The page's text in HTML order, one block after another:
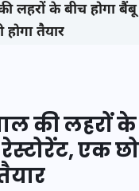
लहरों के बीच होगा
होगा तैयार
की लहरों के
एक